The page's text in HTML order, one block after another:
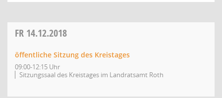
FR 14.12.2018
öffentliche Sitzung des Kreistages
09:00-12:15 Uhr
Sitzungssaal des Kreistages im Landratsamt Roth